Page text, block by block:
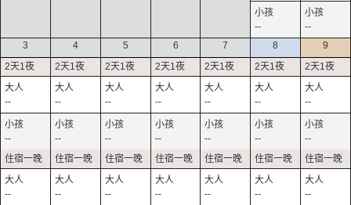
--
--
3
--
--
--
4
--
--
--
5
--
--
--
6
--
--
--
7
--
--
--
8
--
--
--
9
--
--
--